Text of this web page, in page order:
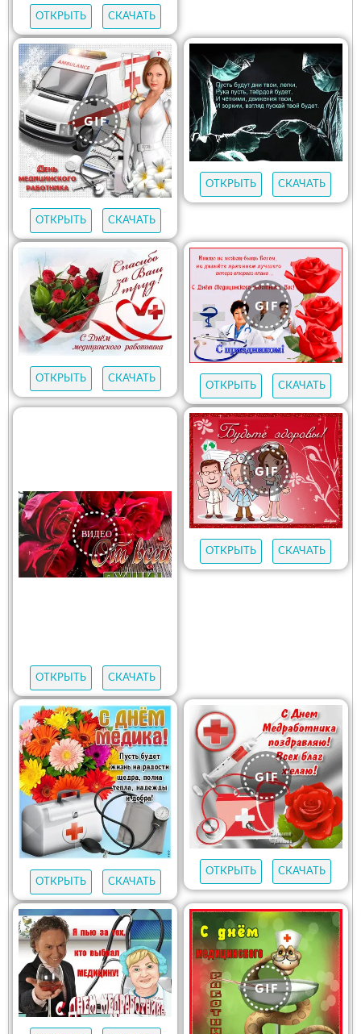
ОТКРЫТЬ СКАЧАТЬ
ОТКРЫТЬ СКАЧАТЬ
ОТКРЫТЬ СКАЧАТЬ
ОТКРЫТЬ СКАЧАТЬ
ОТКРЫТЬ СКАЧАТЬ
ОТКРЫТЬ СКАЧАТЬ
ОТКРЫТЬ СКАЧАТЬ
ОТКРЫТЬ СКАЧАТЬ
ОТКРЫТЬ СКАЧАТЬ